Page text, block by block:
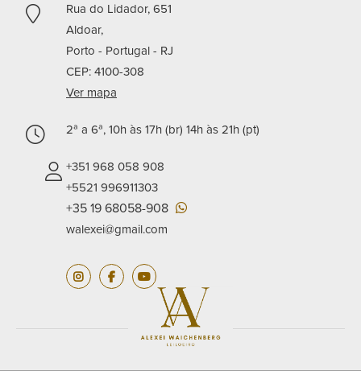
Rua do Lidador, 651
Aldoar,
Porto - Portugal - RJ
CEP: 4100-308
Ver mapa
2ª a 6ª, 10h às 17h (br) 14h às 21h (pt)
+351 968 058 908
+5521 996911303
+35 19 68058-908
walexei@gmail.com